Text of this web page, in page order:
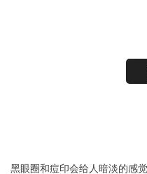
黑眼圈和痘印会给人暗淡的感